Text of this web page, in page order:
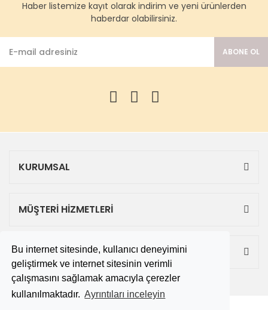
Bu internet sitesinde, kullanıcı deneyimini
geliştirmek ve internet sitesinin verimli
çalışmasını sağlamak amacıyla çerezler
kullanılmaktadır. Ayrıntıları inceleyin
Haber listemize kayıt olarak indirim ve yeni ürünlerden
haberdar olabilirsiniz.
ABONE OL
KURUMSAL
MÜŞTERİ HİZMETLERİ
ALIŞVERİŞ